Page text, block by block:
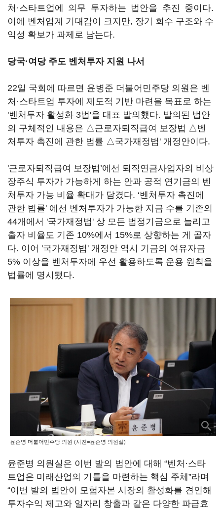
처·스타트업에 의무 투자하는 법안을 추진 중이다.
이에 벤처업계 기대감이 크지만, 장기 회수 구조와 수
익성 확보가 과제로 남는다.
당국·여당 주도 벤처투자 지원 나서
22일 국회에 따르면 윤병준 더불어민주당 의원은 벤
처·스타트업 투자에 제도적 기반 마련을 목표로 하는
'벤처투자 활성화 3법'을 대표 발의했다. 발의된 법안
의 구체적인 내용은 △근로자퇴직급여 보장법 △벤
처투자 촉진에 관한 법률 △국가재정법' 개정안이다.
'근로자퇴직급여 보장법’에선 퇴직연금사업자의 비상
장주식 투자가 가능하게 하는 안과 공적 연기금의 벤
처투자 가능 비율 확대가 담겼다. ‘벤처투자 촉진에
관한 법률' 에선 벤처투자가 가능한 지금 수를 기존의
44개에서 '국가재정법' 상 모든 법정기금으로 늘리고
출자 비율도 기존 10%에서 15%로 상향하는 게 골자
다. 이어 '국가재정법' 개정안 역시 기금의 여유자금
5% 이상을 벤처투자에 우선 활용하도록 운용 원칙을
법률에 명시됐다.
윤준병 더불어민주당 의원 (사진=윤준병 의원실)
윤준병 의원실은 이번 발의 법안에 대해 “벤처·스타
트업은 미래산업의 기틀을 마련하는 핵심 주체”라며
“이번 발의 법안이 모험자본 시장의 활성화를 견인해
투자수익 제고와 일자리 창출과 같은 다양한 파급효